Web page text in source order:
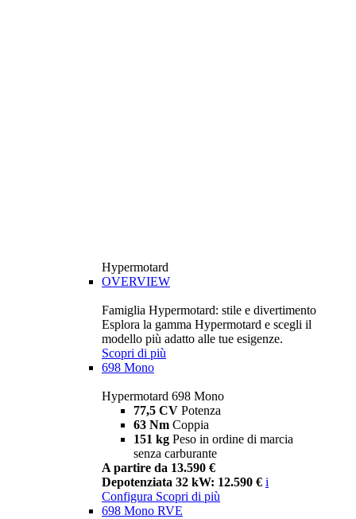
Hypermotard
OVERVIEW
Famiglia Hypermotard: stile e divertimento
Esplora la gamma Hypermotard e scegli il
modello più adatto alle tue esigenze.
Scopri di più
698 Mono
Hypermotard 698 Mono
77,5 CV Potenza
63 Nm Coppia
151 kg Peso in ordine di marcia
senza carburante
A partire da 13.590 €
Depotenziata 32 kW: 12.590 € i
Configura Scopri di più
698 Mono RVE